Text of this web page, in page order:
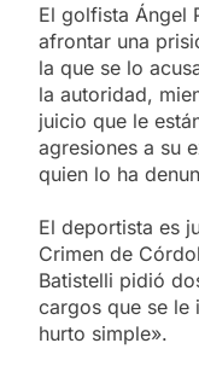
El golfista Ángel
afrontar una
la que se lo
la autoridad,
juicio que le
agresiones a su
quien lo ha
El deportista es
Crimen de
Batistelli pidió
cargos que se le
hurto simple».